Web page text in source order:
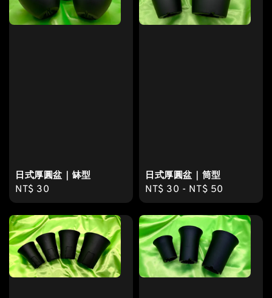
日式厚圓盆｜缽型
Regular
price
NT$ 30
日式厚圓盆｜筒型
Regular
price
NT$ 30 - NT$ 50